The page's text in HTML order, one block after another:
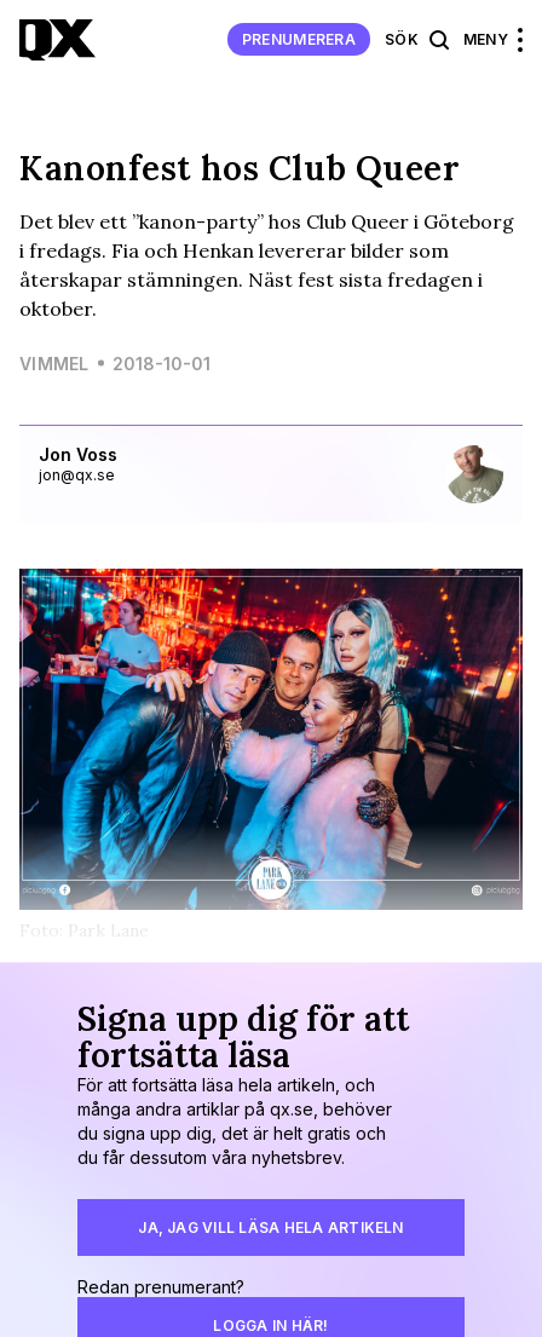
PRENUMERERA SÖK MENY
Jon Voss
jon@qx.se
Kanonfest hos Club Queer
Det blev ett ”kanon-party” hos Club Queer i Göteborg
i fredags. Fia och Henkan levererar bilder som
återskapar stämningen. Näst fest sista fredagen i
oktober.
VIMMEL 2018-10-01
Foto: Park Lane
Signa upp dig för att
fortsätta läsa
För att fortsätta läsa hela artikeln, och
många andra artiklar på qx.se, behöver
du signa upp dig, det är helt gratis och
du får dessutom våra nyhetsbrev.
JA, JAG VILL LÄSA HELA ARTIKELN
Redan prenumerant?
LOGGA IN HÄR!